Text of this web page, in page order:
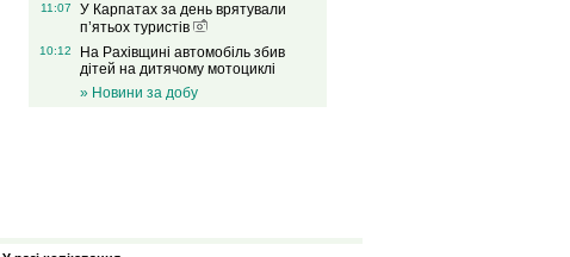
11:07
У Карпатах за день врятували
п’ятьох туристів
10:12
На Рахівщині автомобіль збив
дітей на дитячому мотоциклі
» Новини за добу